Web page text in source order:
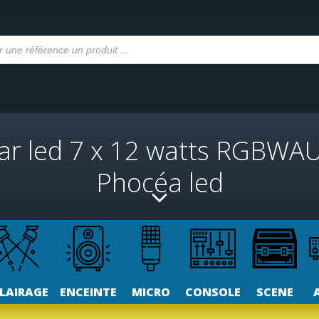
led 7 x 12 watts
Phocéa led
ENCEINTE MICRO CONSOLE SCENE